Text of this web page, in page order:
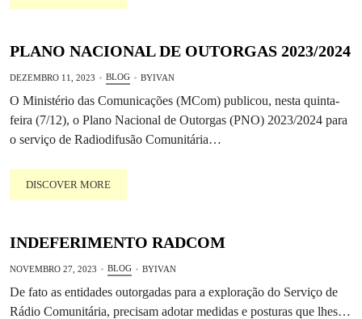
PLANO NACIONAL DE OUTORGAS 2023/2024
DEZEMBRO 11, 2023 BLOG BYIVAN
O Ministério das Comunicações (MCom) publicou, nesta quinta-
feira (7/12), o Plano Nacional de Outorgas (PNO) 2023/2024 para
o serviço de Radiodifusão Comunitária…
DISCOVER MORE
INDEFERIMENTO RADCOM
NOVEMBRO 27, 2023 BLOG BYIVAN
De fato as entidades outorgadas para a exploração do Serviço de
Rádio Comunitária, precisam adotar medidas e posturas que lhes…